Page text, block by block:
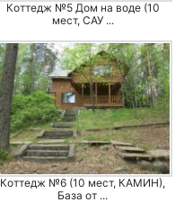
Коттедж №5 Дом на воде (10
мест, САУ ...
Коттедж №6 (10 мест, КАМИН),
База от ...